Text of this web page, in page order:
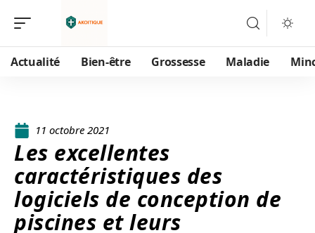
Actualité Bien-être Grossesse Maladie
11 octobre 2021
Les excellentes
caractéristiques des
logiciels de conception de
piscines et leurs